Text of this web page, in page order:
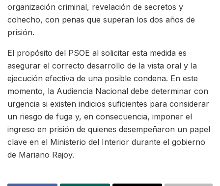
organización criminal, revelación de secretos y
cohecho, con penas que superan los dos años de
prisión.
El propósito del PSOE al solicitar esta medida es
asegurar el correcto desarrollo de la vista oral y la
ejecución efectiva de una posible condena. En este
momento, la Audiencia Nacional debe determinar con
urgencia si existen indicios suficientes para considerar
un riesgo de fuga y, en consecuencia, imponer el
ingreso en prisión de quienes desempeñaron un papel
clave en el Ministerio del Interior durante el gobierno
de Mariano Rajoy.